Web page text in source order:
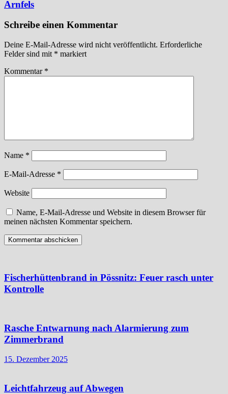
Arnfels
Schreibe einen Kommentar
Deine E-Mail-Adresse wird nicht veröffentlicht. Erforderliche
Felder sind mit * markiert
Kommentar *
Name *
E-Mail-Adresse *
Website
Name, E-Mail-Adresse und Website in diesem Browser für
meinen nächsten Kommentar speichern.
Fischerhüttenbrand in Pössnitz: Feuer rasch unter
Kontrolle
Rasche Entwarnung nach Alarmierung zum
Zimmerbrand
15. Dezember 2025
Leichtfahrzeug auf Abwegen